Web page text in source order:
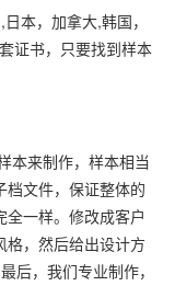
本，加拿大,韩国，
证书，只要找到样本
本来制作，样本相当
档文件，保证整体的
一样。修改成客户
格，然后给出设计方
后，我们专业制作，